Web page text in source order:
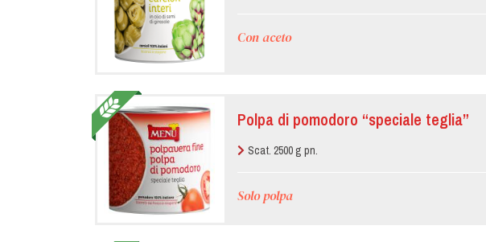
Con aceto
Polpa di pomodoro “speciale teglia”
Scat. 2500 g pn.
Solo polpa